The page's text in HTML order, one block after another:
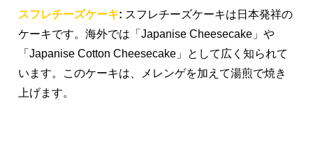
スフレチーズケーキ: スフレチーズケーキは日本発祥の
ケーキです。海外では「Japanise Cheesecake」や
「Japanise Cotton Cheesecake」として広く知られて
います。このケーキは、メレンゲを加えて湯煎で焼き
上げます。